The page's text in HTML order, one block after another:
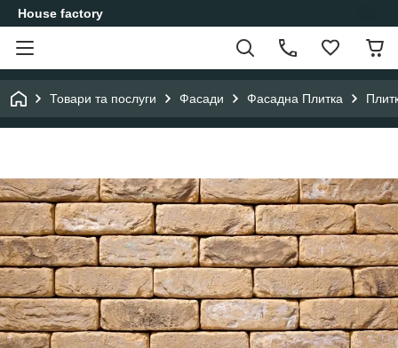
House factory
Товари та послуги Фасади Фасадна Плитка